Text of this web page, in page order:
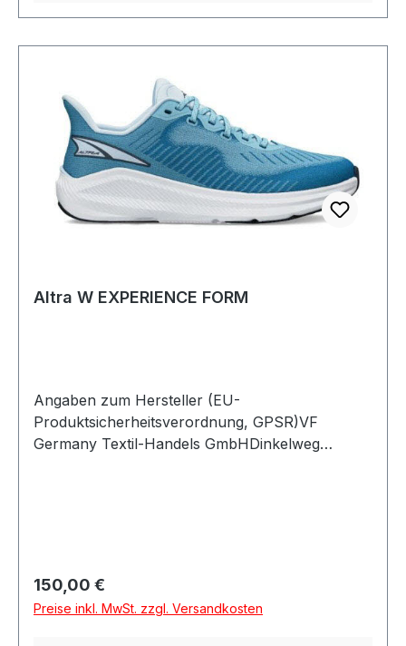
Altra W EXPERIENCE FORM
Angaben zum Hersteller (EU-
Produktsicherheitsverordnung, GPSR)VF
Germany Textil-Handels GmbHDinkelweg
Regulärer Preis:
150,00 €
Preise inkl. MwSt. zzgl. Versandkosten